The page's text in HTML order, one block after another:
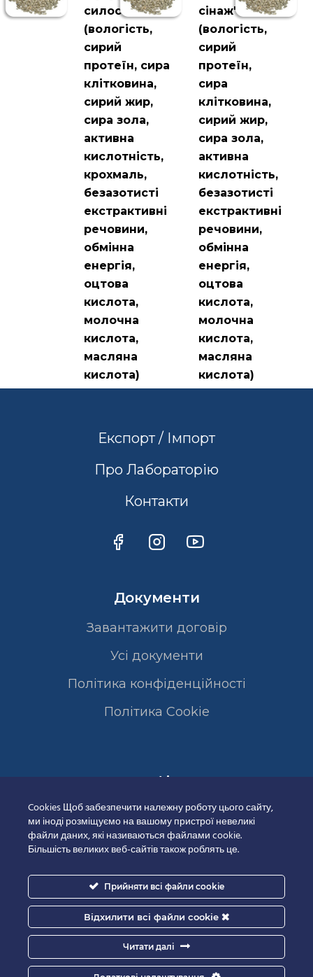
силос"
(вологість,
сирий
протеїн, сира
клітковина,
сирий жир,
сира зола,
активна
кислотність,
крохмаль,
безазотисті
екстрактивні
речовини,
обмінна
енергія,
оцтова
кислота,
молочна
кислота,
масляна
кислота)
сінаж"
(вологість,
сирий
протеїн,
сира
клітковина,
сирий жир,
сира зола,
активна
кислотність,
безазотисті
екстрактивні
речовини,
обмінна
енергія,
оцтова
кислота,
молочна
кислота,
масляна
кислота)
Експорт / Імпорт
Про Лабораторію
Контакти
Документи
Завантажити договір
Усі документи
Політика конфіденційності
Полiтика Cookie
Сертифікати
Cookies Щоб забезпечити належну роботу цього сайту,
ми іноді розміщуємо на вашому пристрої невеликі
файли даних, які називаються файлами cookie.
Більшість великих веб-сайтів також роблять це.
Прийняти всі файли cookie
Відхилити всі файли cookie
Читати далі